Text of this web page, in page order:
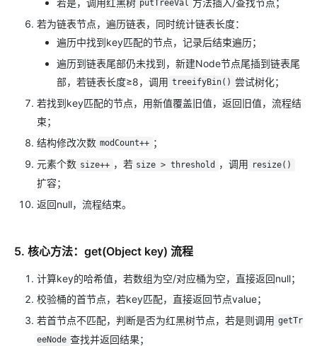
putTreeVal
若为链表节点，遍历链表，同时统计链表长度：
遍历中找到key匹配的节点，记录后结束遍历；
遍历到链表尾部仍未找到，新建Node节点尾插到链表尾
部，若链表长度≥8，调用 treeifyBin() 尝试树化；
若找到key匹配的节点，用新值覆盖旧值，返回旧值，流程结
束；
结构修改次数 modCount++ ；
元素个数 size++ ，若 size > threshold ，调用 resize()
扩容；
返回null，流程结束。
5. 核心方法：get(Object key) 流程
计算key的哈希值，若数组为空/对应桶为空，直接返回null；
校验桶的首节点，若key匹配，直接返回节点value；
若首节点不匹配，判断是否为红黑树节点，若是则调用 getTr
eeNode 查找并返回结果；